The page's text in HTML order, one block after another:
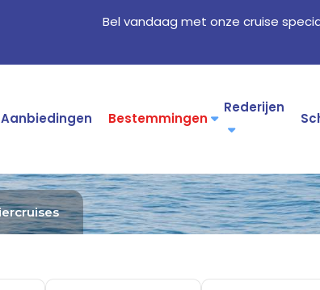
Bel vandaag met onze cruise
Aanbiedingen Bestemmingen
Rederijen